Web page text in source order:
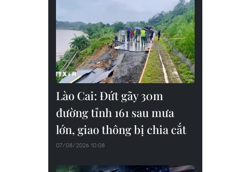
Lào Cai: Đứt gãy 30m
đường tỉnh 161 sau mưa
lớn, giao thông bị chia cắt
07/08/2026 10:08